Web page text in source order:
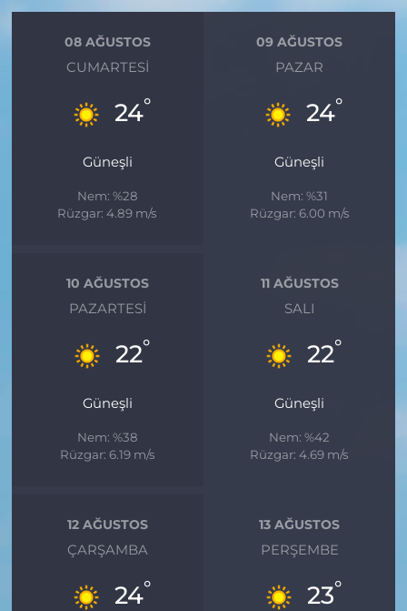
08 AĞUSTOS
CUMARTESI
24°
Güneşli
Nem: %28
Rüzgar: 4.89 m/s
09 AĞUSTOS
PAZAR
24°
Güneşli
Nem: %31
Rüzgar: 6.00 m/s
10 AĞUSTOS
PAZARTESI
22°
Güneşli
Nem: %38
Rüzgar: 6.19 m/s
11 AĞUSTOS
SALI
22°
Güneşli
Nem: %42
Rüzgar: 4.69 m/s
12 AĞUSTOS
ÇARŞAMBA
24°
13 AĞUSTOS
PERŞEMBE
23°